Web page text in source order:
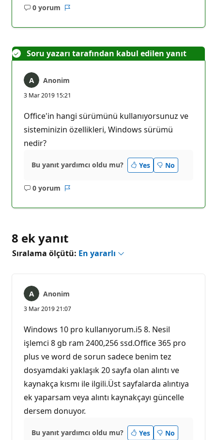
0 yorum
Açıklama
Soru yazarı tarafından kabul edilen yanıt
Anonim
3 Mar 2019 15:21
Office'in hangi sürümünü kullanıyorsunuz ve
sisteminizin özellikleri, Windows sürümü
nedir?
Bu yanıt yardımcı oldu mu? Yes No
0 yorum
Açıklama
8 ek yanıt
Sıralama ölçütü: En yararlı
Anonim
3 Mar 2019 21:07
Windows 10 pro kullanıyorum.i5 8. Nesil
işlemci 8 gb ram 2400,256 ssd.Office 365 pro
plus ve word de sorun sadece benim tez
dosyamdaki yaklaşık 20 sayfa olan alıntı ve
kaynakça kısmı ile ilgili.Üst sayfalarda alıntıya
ek yaparsam veya alıntı kaynakçayı güncelle
dersem donuyor.
Bu yanıt yardımcı oldu mu? Yes
No